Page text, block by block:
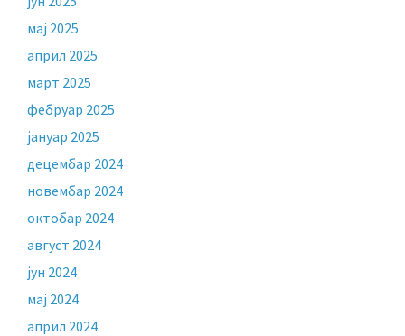
мај 2025
април 2025
март 2025
фебруар 2025
јануар 2025
децембар 2024
новембар 2024
октобар 2024
август 2024
јун 2024
мај 2024
април 2024